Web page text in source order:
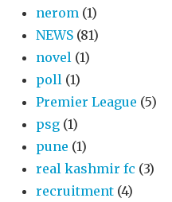
nerom (1)
NEWS (81)
novel (1)
poll (1)
Premier League (5)
psg (1)
pune (1)
real kashmir fc (3)
recruitment (4)